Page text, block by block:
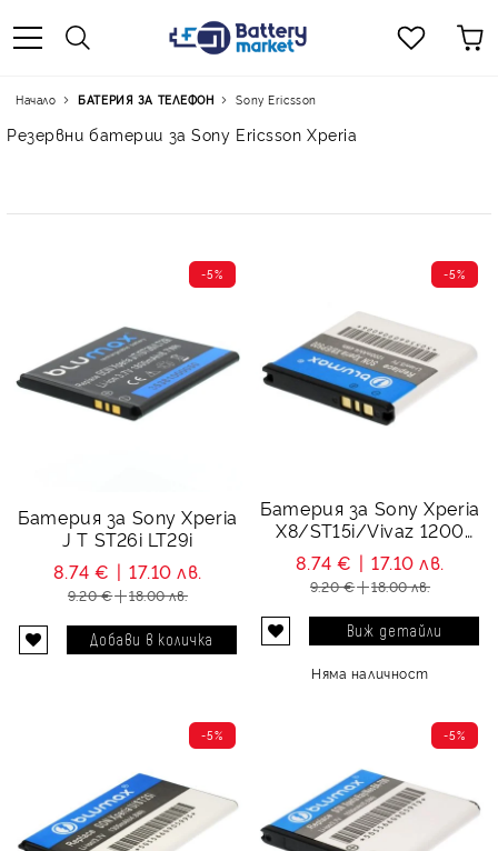
Начало БАТЕРИЯ ЗА ТЕЛЕФОН Sony Ericsson
Резервни батерии за Sony Ericsson Xperia
Батерия за Sony Xperia
J T ST26i LT29i
-5%
8.74 € 17.10 лв.
9.20 € 18.00 лв.
Батерия за Sony Xperia
X8/ST15i/Vivaz 1200
mAh
-5%
8.74 € 17.10 лв.
9.20 € 18.00 лв.
Виж детайли
Няма наличност
-5% -5%